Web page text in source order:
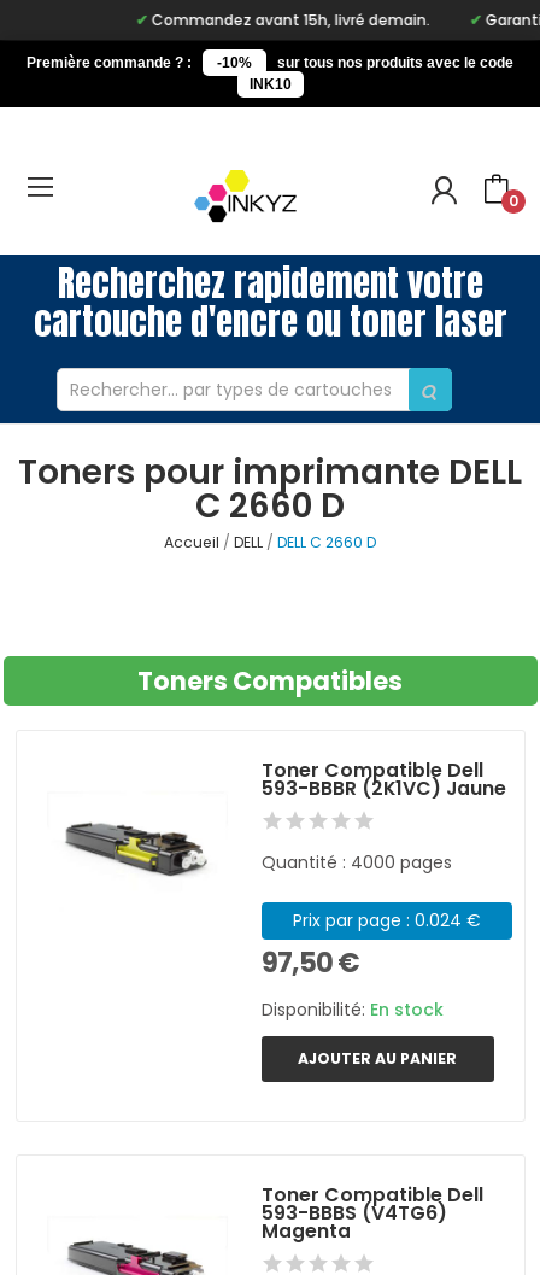
Commandez avant 15h, livré demain. Garantie
Première commande ? : -10%
sur tous nos produits avec le code
INK10
0
Recherchez rapidement votre
cartouche d'encre ou toner laser
Toners pour imprimante DELL
C 2660 D
Accueil DELL DELL C 2660 D
Toners Compatibles
Toner Compatible Dell
593-BBBR (2K1VC) Jaune
Quantité : 4000 pages
Prix par page : 0.024 €
97,50 €
Disponibilité: En stock
AJOUTER AU PANIER
Toner Compatible Dell
593-BBBS (V4TG6)
Magenta